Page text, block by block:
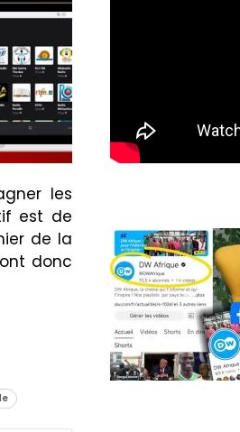
les
est de
de la
donc